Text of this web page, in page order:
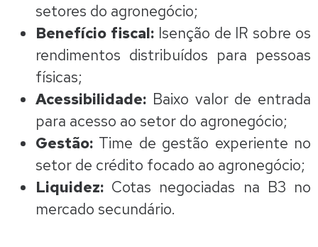
setores do agronegócio;
Benefício fiscal:Isenção de IR sobre os
rendimentos distribuídos para pessoas
físicas;
Acessibilidade: Baixo valor de entrada
para acesso ao setor do agronegócio;
Gestão: Time de gestão experiente no
setor de crédito focado ao agronegócio;
Liquidez: Cotas negociadas na B3 no
mercado secundário.